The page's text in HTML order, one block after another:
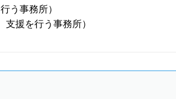
う事務所）
援を行う事務所）